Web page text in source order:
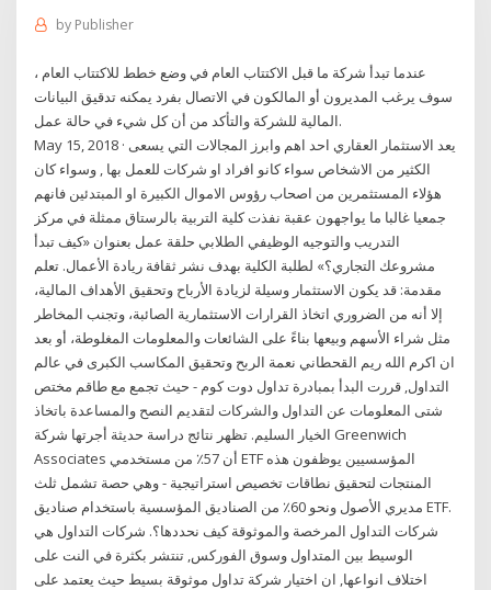
by Publisher
عندما تبدأ شركة ما قبل الاكتتاب العام في وضع خطط للاكتتاب العام ،
سوف يرغب المديرون أو المالكون في الاتصال بفرد يمكنه تدقيق البيانات
المالية للشركة والتأكد من أن كل شيء في حالة عمل.
May 15, 2018 · يعد الاستثمار العقاري احد اهم وابرز المجالات التي يسعى
الكثير من الاشخاص سواء كانو افراد او شركات للعمل بها , وسواء كان
هؤلاء المستثمرين من اصحاب رؤوس الاموال الكبيرة او المبتدئين فانهم
جمعيا غالبا ما يواجهون عقبة نفذت كلية التربية بالرستاق ممثلة في مركز
التدريب والتوجيه الوظيفي الطلابي حلقة عمل بعنوان «كيف تبدأ
مشروعك التجاري؟» لطلبة الكلية بهدف نشر ثقافة ريادة الأعمال. تعلم
مقدمة: قد يكون الاستثمار وسيلة لزيادة الأرباح وتحقيق الأهداف المالية،
إلا أنه من الضروري اتخاذ القرارات الاستثمارية الصائبة، وتجنب المخاطر
مثل شراء الأسهم وبيعها بناءً على الشائعات والمعلومات المغلوطة، أو بعد
ان اكرم الله ريم القحطاني نعمة الربح وتحقيق المكاسب الكبرى في عالم
التداول, قررت البدأ بمبادرة تداول دوت كوم - حيث تجمع مع طاقم مختص
شتى المعلومات عن التداول والشركات لتقديم النصح والمساعدة باتخاذ
الخيار السليم. تظهر نتائج دراسة حديثة أجرتها شركة Greenwich
Associates أن 57٪ من مستخدمي ETF المؤسسيين يوظفون هذه
المنتجات لتحقيق نطاقات تخصيص استراتيجية - وهي حصة تشمل ثلث
مديري الأصول ونحو 60٪ من الصناديق المؤسسية باستخدام صناديق ETF.
شركات التداول المرخصة والموثوقة كيف نحددها؟. شركات التداول هي
الوسيط بين المتداول وسوق الفوركس, تنتشر بكثرة في النت على
اختلاف انواعها, ان اختيار شركة تداول موثوقة بسيط حيث يعتمد على